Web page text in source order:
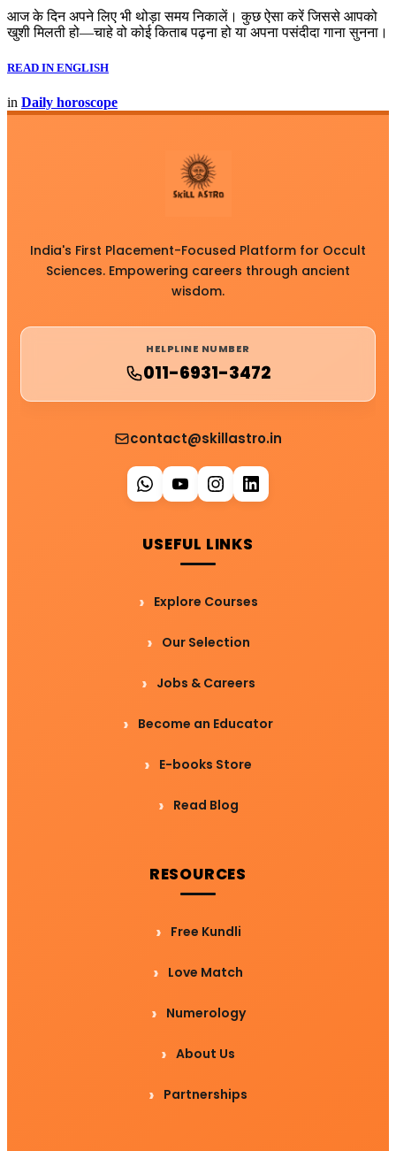
आज के दिन अपने लिए भी थोड़ा समय निकालें। कुछ ऐसा करें जिससे आपको
खुशी मिलती हो—चाहे वो कोई किताब पढ़ना हो या अपना पसंदीदा गाना सुनना।
READ IN ENGLISH
in Daily horoscope
India's First Placement-Focused Platform for Occult
Sciences. Empowering careers through ancient
wisdom.
HELPLINE NUMBER
011-6931-3472
contact@skillastro.in
USEFUL LINKS
Explore Courses
Our Selection
Jobs & Careers
Become an Educator
E-books Store
Read Blog
RESOURCES
Free Kundli
Love Match
Numerology
About Us
Partnerships